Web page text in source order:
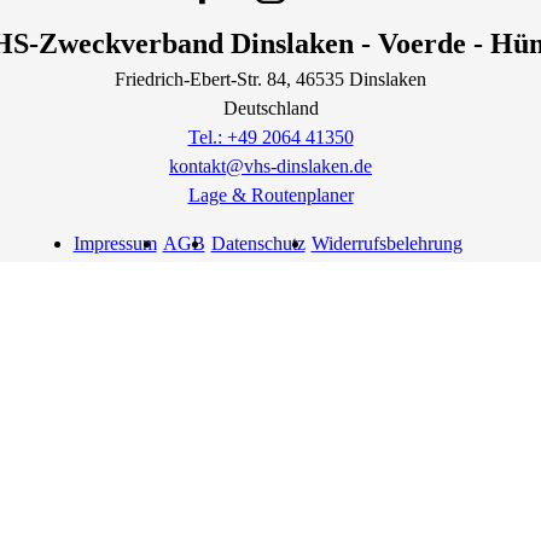
Zweckverband Dinslaken - Voerde -
Friedrich-Ebert-Str. 84, 46535 Dinslaken
Deutschland
Tel.: +49 2064 41350
kontakt@vhs-dinslaken.de
Lage & Routenplaner
Impressum AGB Datenschutz Widerrufsbelehrung